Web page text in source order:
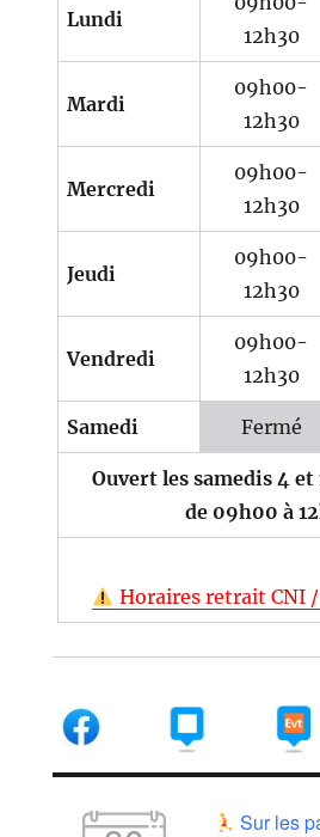
Lundi
12h30
Mardi
09h00-
12h30
Mercredi
09h00-
12h30
Jeudi
09h00-
12h30
Vendredi
09h00-
12h30
Samedi Fermé
Ouvert les samedis 4
de 09h00 à
Horaires retrait CNI
Sur les